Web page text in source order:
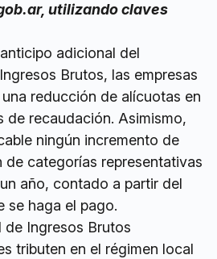
utilizando claves
adicional del
Brutos, las empresas
reducción de alícuotas en
de recaudación. Asimismo,
ningún incremento de
de categorías representativas
año, contado a partir del
se haga el pago.
de Ingresos Brutos
tributen en el régimen local